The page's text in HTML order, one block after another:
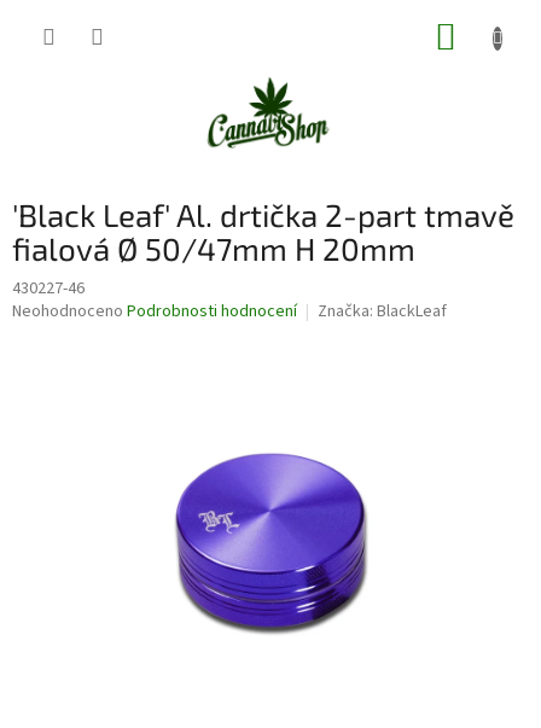
'Black Leaf' Al. drtička 2-part tmavě
fialová Ø 50/47mm H 20mm
430227-46
Průměrné
Neohodnoceno Podrobnosti hodnocení Značka: BlackLeaf